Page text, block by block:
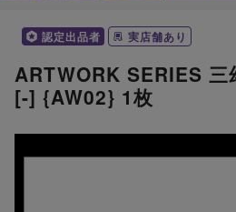
認定出品者 実店舗あり
ARTWORK SERIES 三
[-] {AW02} 1枚